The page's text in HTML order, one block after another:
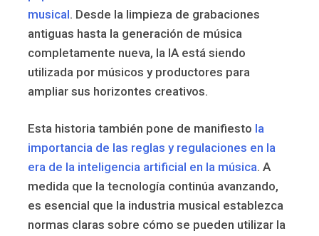
musical. Desde la limpieza de grabaciones
antiguas hasta la generación de música
completamente nueva, la IA está siendo
utilizada por músicos y productores para
ampliar sus horizontes creativos.
Esta historia también pone de manifiesto la
importancia de las reglas y regulaciones en la
era de la inteligencia artificial en la música. A
medida que la tecnología continúa avanzando,
es esencial que la industria musical establezca
normas claras sobre cómo se pueden utilizar la